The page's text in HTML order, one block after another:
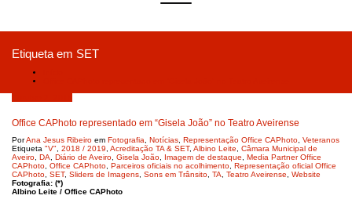
Etiqueta em SET
Office CAPhoto representado em “Gisela João” no Teatro Aveirense
PorAna Jesus Ribeiro em Fotografia Notícias Representação Office CAPhoto Veteranos
Etiqueta "V" 2018 / 2019 Acreditação TA & SET, Albino Leite
Câmara Municipal de
Aveiro DA Diário de Aveiro Gisela João Imagem de destaque
Media Partner Office
CAPhoto Office CAPhoto Parceiros oficiais no acolhimento Representação oficial Office
CAPhoto SET, Sliders de Imagens Sons em Trânsito TA Teatro Aveirense
Website
Fotografia: (*)
Albino Leite / Office CAPhoto